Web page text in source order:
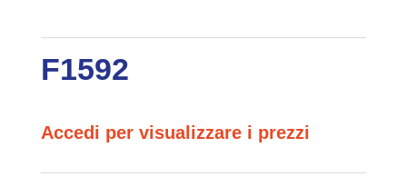
F1592
Accedi per visualizzare i prezzi